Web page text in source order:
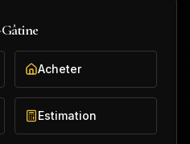
Acheter
Estimation